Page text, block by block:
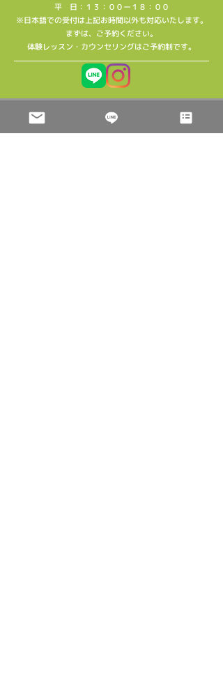
平 日：１３：００ー１８：００
※日本語での受付は上記お時間以外も対応いたします。
​まずは、ご予約ください。
​体験レッスン・カウンセリングはご予約制です。
VISIT US